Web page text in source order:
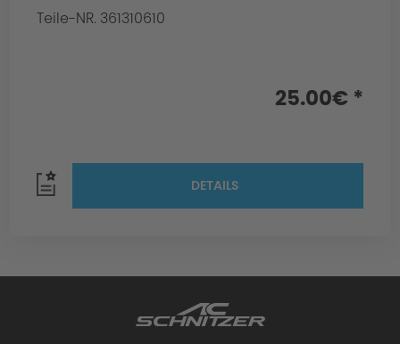
Teile-NR. 361310610
25.00€ *
DETAILS